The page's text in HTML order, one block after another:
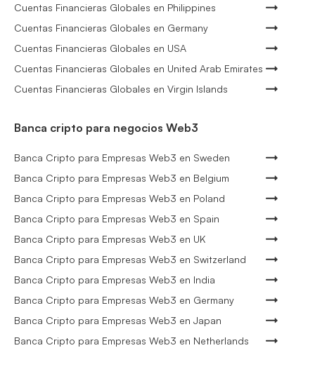
Cuentas Financieras Globales en Philippines
Cuentas Financieras Globales en Germany
Cuentas Financieras Globales en USA
Cuentas Financieras Globales en United Arab Emirates
Cuentas Financieras Globales en Virgin Islands
Banca cripto para negocios Web3
Banca Cripto para Empresas Web3 en Sweden
Banca Cripto para Empresas Web3 en Belgium
Banca Cripto para Empresas Web3 en Poland
Banca Cripto para Empresas Web3 en Spain
Banca Cripto para Empresas Web3 en UK
Banca Cripto para Empresas Web3 en Switzerland
Banca Cripto para Empresas Web3 en India
Banca Cripto para Empresas Web3 en Germany
Banca Cripto para Empresas Web3 en Japan
Banca Cripto para Empresas Web3 en Netherlands